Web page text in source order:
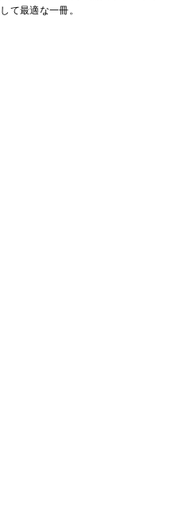
て最適な一冊。